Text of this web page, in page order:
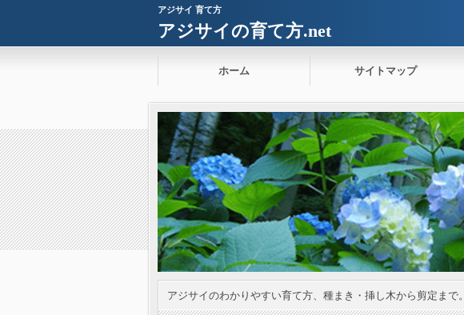
アジサイ 育て方
アジサイの育て方.net
ホーム サイトマップ
アジサイのわかりやすい育て方、種まき・挿し木から剪定まで。